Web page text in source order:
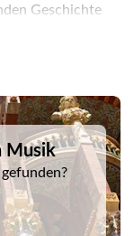
Geschichte
in 360º.
Musik